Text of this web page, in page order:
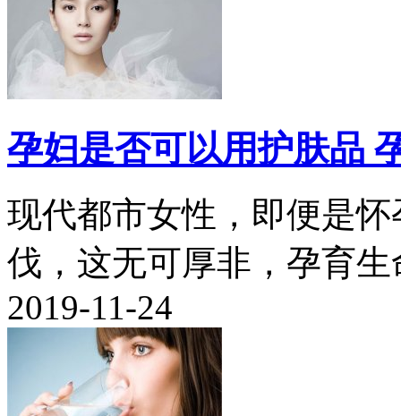
孕妇是否可以用护肤品
现代都市女性，即便是
伐，这无可厚非，孕育
2019-11-24